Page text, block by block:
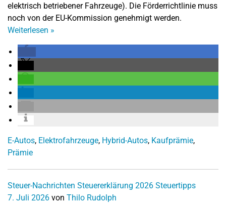
elektrisch betriebener Fahrzeuge). Die Förderrichtlinie muss
noch von der EU-Kommission genehmigt werden.
Weiterlesen »
E-Autos, Elektrofahrzeuge, Hybrid-Autos, Kaufprämie,
Prämie
Steuer-Nachrichten Steuererklärung 2026 Steuertipps
7. Juli 2026 von Thilo Rudolph